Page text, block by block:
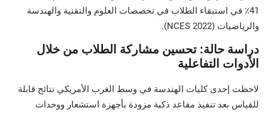
41٪ في استبقاء الطلاب في تخصصات العلوم والتقنية والهندسة
والرياضيات (NCES 2022).
دراسة حالة: تحسين مشاركة الطلاب من خلال
الأدوات التفاعلية
لاحظت إحدى كليات الهندسة في وسط الغرب الأمريكي نتائج قابلة
للقياس بعد تنفيذ مقاعد ذكية مزودة بأجهزة استشعار ووحدات